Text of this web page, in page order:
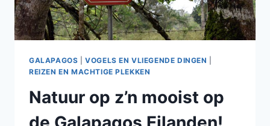
GALAPAGOS |VOGELS EN VLIEGENDE DINGEN
REIZEN EN MACHTIGE PLEKKEN
Natuur op z’n mooist op